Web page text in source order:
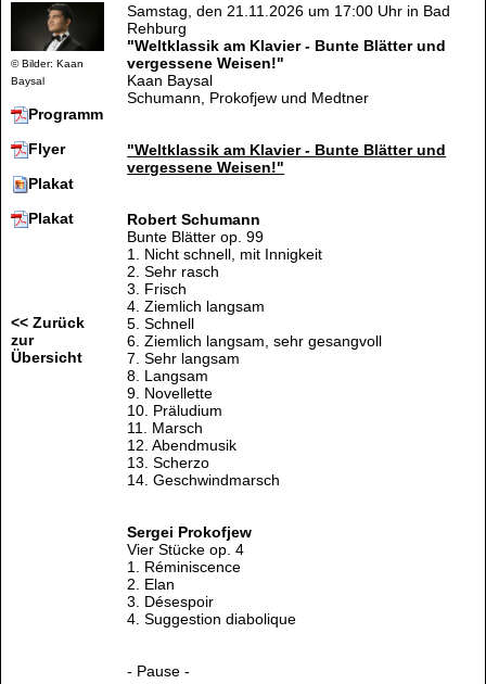
© Bilder: Kaan
Baysal
Programm
Flyer
Plakat
Plakat
<< Zurück
zur
Übersicht
Samstag, den 21.11.2026 um 17:00 Uhr in Bad
Rehburg
"Weltklassik am Klavier - Bunte Blätter und
vergessene Weisen!"
Kaan Baysal
Schumann, Prokofjew und Medtner
"Weltklassik am Klavier - Bunte Blätter und
vergessene Weisen!"
Robert Schumann
Bunte Blätter op. 99
1. Nicht schnell, mit Innigkeit
2. Sehr rasch
3. Frisch
4. Ziemlich langsam
5. Schnell
6. Ziemlich langsam, sehr gesangvoll
7. Sehr langsam
8. Langsam
9. Novellette
10. Präludium
11. Marsch
12. Abendmusik
13. Scherzo
14. Geschwindmarsch
Sergei Prokofjew
Vier Stücke op. 4
1. Réminiscence
2. Elan
3. Désespoir
4. Suggestion diabolique
- Pause -